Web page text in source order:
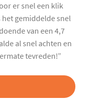
er snel een klik
gemiddelde snel
van een 4,7
al snel achten en
tevreden!”